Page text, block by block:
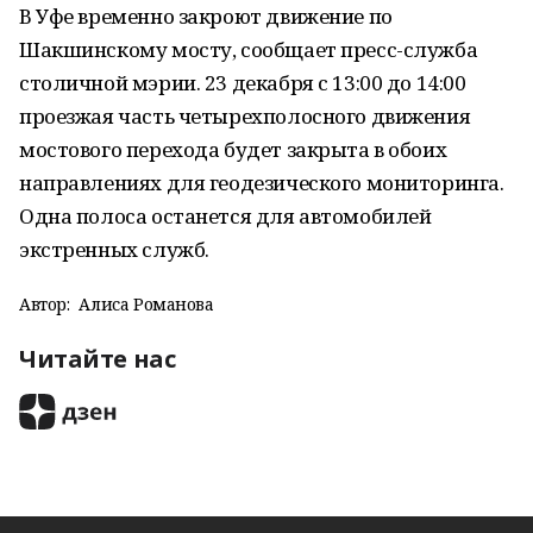
В Уфе временно закроют движение по
Шакшинскому мосту, сообщает пресс-служба
столичной мэрии. 23 декабря с 13:00 до 14:00
проезжая часть четырехполосного движения
мостового перехода будет закрыта в обоих
направлениях для геодезического мониторинга.
Одна полоса останется для автомобилей
экстренных служб.
Автор: Алиса Романова
Читайте нас